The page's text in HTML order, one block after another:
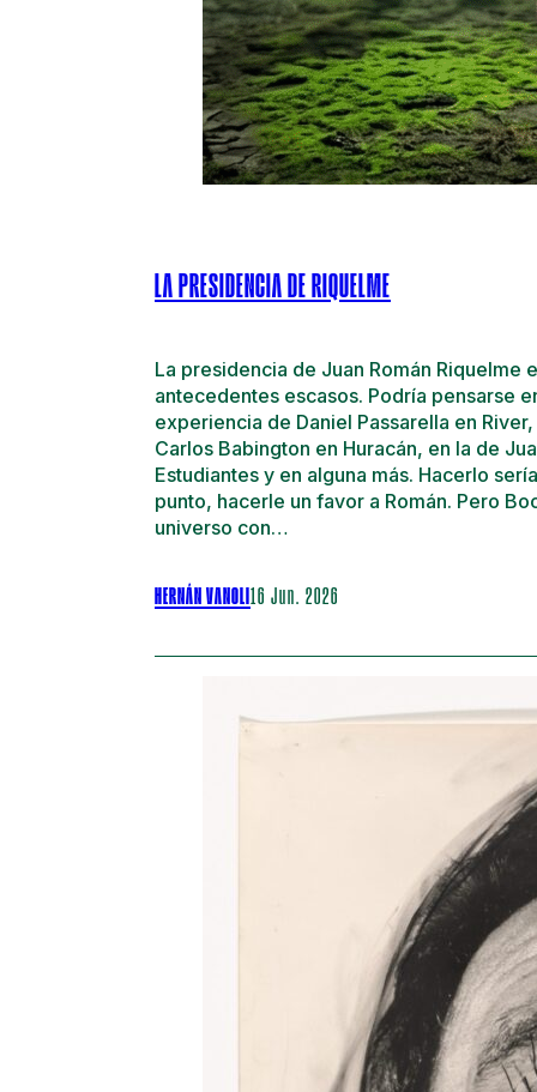
LA PRESIDENCIA DE RIQUELME
La presidencia de Juan Román Riquelme
antecedentes escasos. Podría pensarse
experiencia de Daniel Passarella en
Carlos Babington en Huracán, en la de
Estudiantes y en alguna más. Hacerlo
punto, hacerle un favor a Román. Pero
universo con…
HERNÁN VANOLI16 Jun. 2026